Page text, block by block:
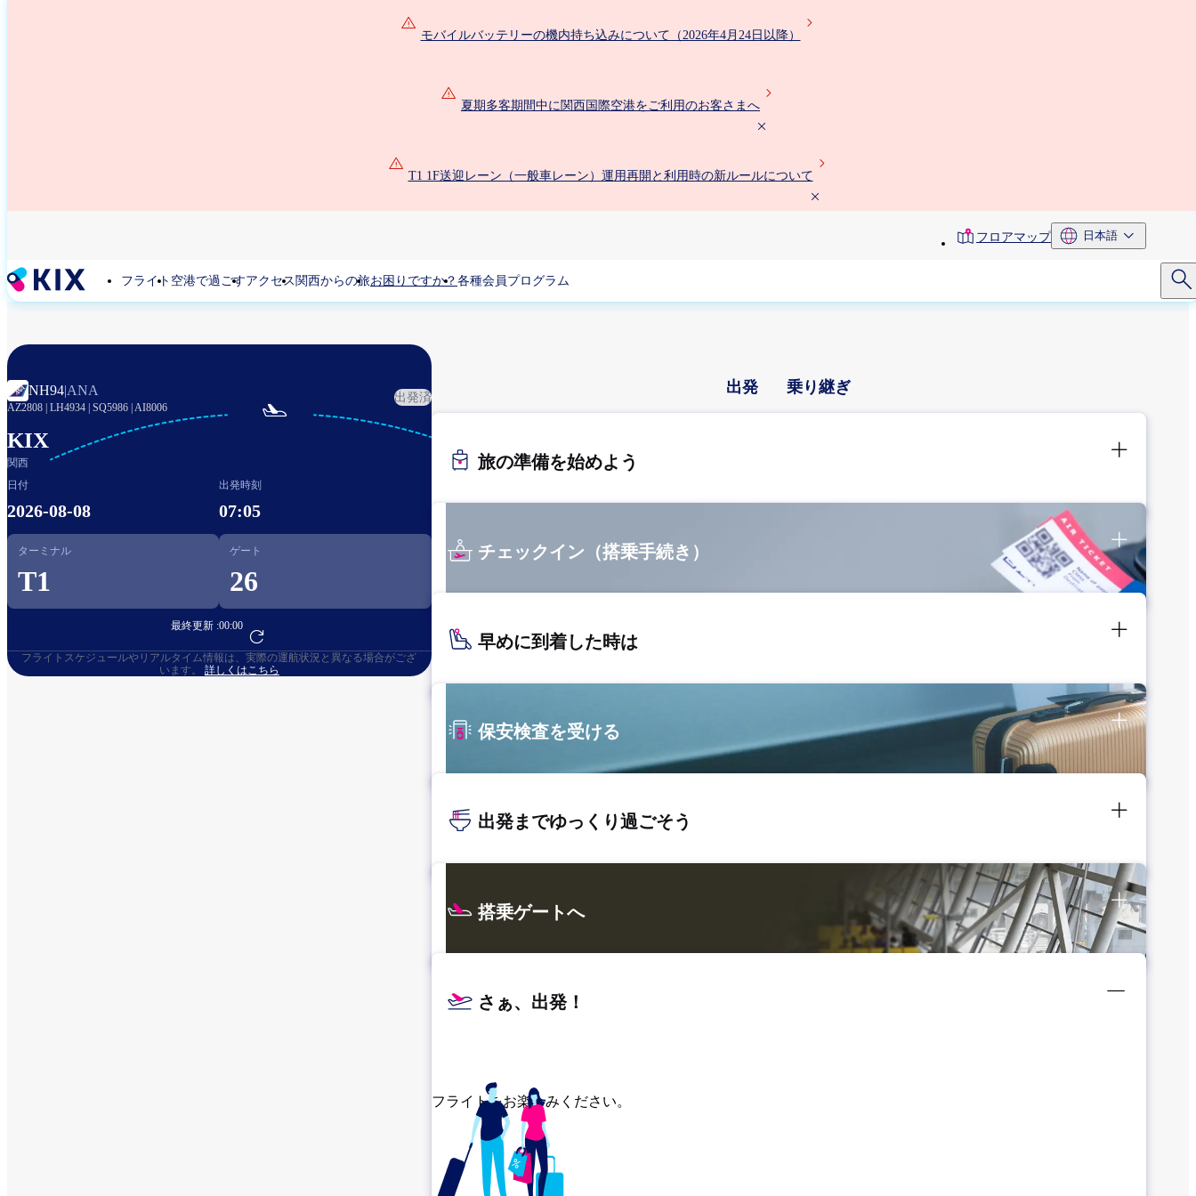
モバイルバッテリーの機内持ち込みについて（2026年4月24日以降）
夏期多客期間中に関西国際空港をご利用のお客さまへ
T1 1F送迎レーン（一般車レーン）運用再開と利用時の新ルールについて
toolbarフロアマップ 日本語
フライト 空港で過ごすアクセス 関西からの旅お困りですか？ 各種会員プログラム
NH94|ANA
AZ2808 LH4934 SQ5986 AI8006
出発済
KIX
関西

東京（羽
日付
2026-08-08
出発時刻
07:05
ターミナル
T1
ゲート
26
最終更新 :00:00
フライト予約へ
フライトスケジュールやリアルタイム情報は、実際の運航状況と異なる場合がござ
います。 詳しくはこちら
出発 乗り継ぎ
旅の準備を始めよう
チェックイン（搭乗手続き）
早めに到着した時は
保安検査を受ける
出発までゆっくり過ごそう
搭乗ゲートへ
さぁ、出発！
フライトをお楽しみください。